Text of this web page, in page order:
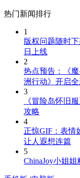
热门新闻排行
1
版权问题随时
日上线
2
热点预告：《
洲行动》开启全
3
《冒险岛怀旧
攻略
4
正惊GIF：表情
让人遐想连篇
5
ChinaJoy小姐姐